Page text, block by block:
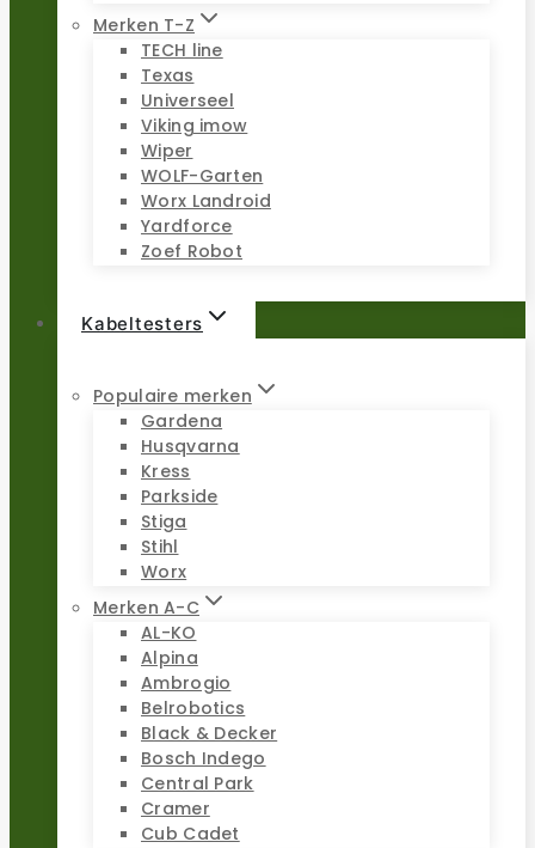
Merken T-Z
TECH line
Texas
Universeel
Viking imow
Wiper
WOLF-Garten
Worx Landroid
Yardforce
Zoef Robot
Kabeltesters
Populaire merken
Gardena
Husqvarna
Kress
Parkside
Stiga
Stihl
Worx
Merken A-C
AL-KO
Alpina
Ambrogio
Belrobotics
Black & Decker
Bosch Indego
Central Park
Cramer
Cub Cadet